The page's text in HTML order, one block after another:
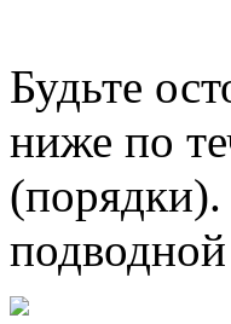
Будьте
ниже по
(порядки).